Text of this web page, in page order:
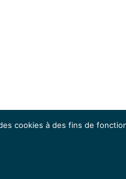
cookies à des fins de